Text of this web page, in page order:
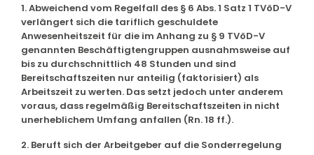
1. Abweichend vom Regelfall des § 6 Abs. 1 Satz 1 TVöD-V
verlängert sich die tariflich geschuldete
Anwesenheitszeit für die im Anhang zu § 9 TVöD-V
genannten Beschäftigtengruppen ausnahmsweise auf
bis zu durchschnittlich 48 Stunden und sind
Bereitschaftszeiten nur anteilig (faktorisiert) als
Arbeitszeit zu werten. Das setzt jedoch unter anderem
voraus, dass regelmäßig Bereitschaftszeiten in nicht
unerheblichem Umfang anfallen (Rn. 18 ff.).
2. Beruft sich der Arbeitgeber auf die Sonderregelung